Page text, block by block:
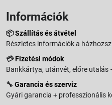
Információk
📦Szállítás és átvétel
Részletes információk a
💳Fizetési módok
Bankkártya, utánvét, előre utalás
🔧 Garancia és szerviz
Gyári garancia + professzionális